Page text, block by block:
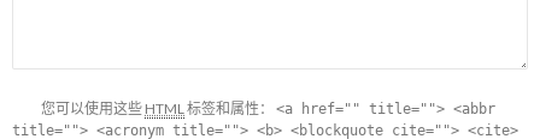
您可以使用这些 HTML标签和属性： <a href="" title=""> <abbr
title=""> <acronym title=""> <b> <blockquote cite=""> <cite>